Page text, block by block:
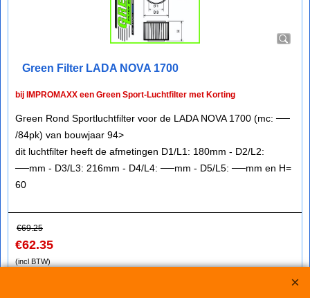
Green Filter LADA NOVA 1700
bij IMPROMAXX een Green Sport-Luchtfilter met Korting
Green Rond Sportluchtfilter voor de LADA NOVA 1700 (mc: ──
/84pk) van bouwjaar 94>
dit luchtfilter heeft de afmetingen D1/L1: 180mm - D2/L2:
──mm - D3/L3: 216mm - D4/L4: ──mm - D5/L5: ──mm en H=
60
€69.25
€62.35
(incl BTW)